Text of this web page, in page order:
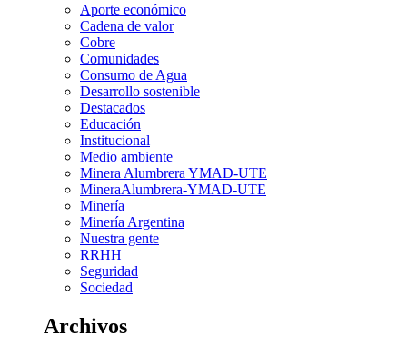
Aporte económico
Cadena de valor
Cobre
Comunidades
Consumo de Agua
Desarrollo sostenible
Destacados
Educación
Institucional
Medio ambiente
Minera Alumbrera YMAD-UTE
MineraAlumbrera-YMAD-UTE
Minería
Minería Argentina
Nuestra gente
RRHH
Seguridad
Sociedad
Archivos